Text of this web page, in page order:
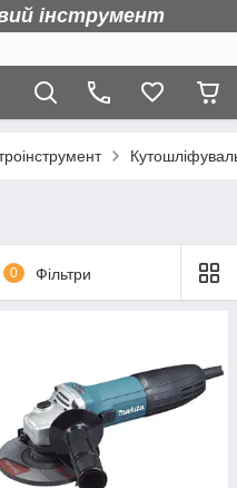
інструмент
0 Фільтри